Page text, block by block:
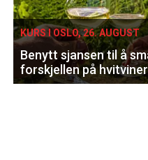
KURS I OSLO, 26. AUGUST
Benytt sjansen til å
forskjellen på hvitviner